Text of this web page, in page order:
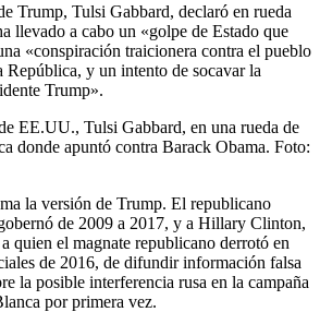
Trump, Tulsi Gabbard, declaró en rueda
llevado a cabo un «golpe de Estado que
«conspiración traicionera contra el pueblo
República, y un intento de socavar la
Trump».
EE.UU., Tulsi Gabbard, en una rueda de
donde apuntó contra Barack Obama. Foto:
la versión de Trump. El republicano
de 2009 a 2017, y a Hillary Clinton,
quien el magnate republicano derrotó en
de 2016, de difundir información falsa
la posible interferencia rusa en la campaña
por primera vez.